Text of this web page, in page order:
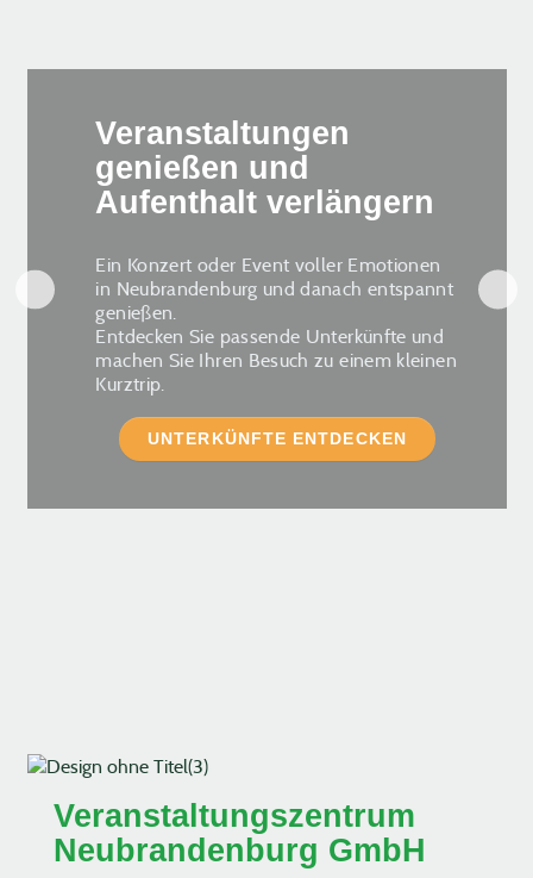
Veranstaltungen
genießen und
Aufenthalt verlängern
Ein Konzert oder Event voller Emotionen
in Neubrandenburg und danach entspannt
genießen.
Entdecken Sie passende Unterkünfte und
machen Sie Ihren Besuch zu einem kleinen
Kurztrip.
UNTERKÜNFTE ENTDECKEN
Veranstaltungszentrum
Neubrandenburg GmbH